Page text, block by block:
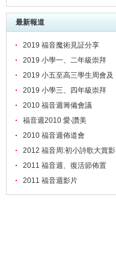
最新報道
2019 福音魔術見証分享
2019 小學一、二年級崇拜
2019 小五至高三學生周會及
2019 小學三、四年級崇拜
2010 福音週籌備會議
福音週2010 愛‧讚美
2010 福音週佈道會
2012 福音周:初小詩歌大賞影
2011 福音週、復活節佈置
2011 福音週影片